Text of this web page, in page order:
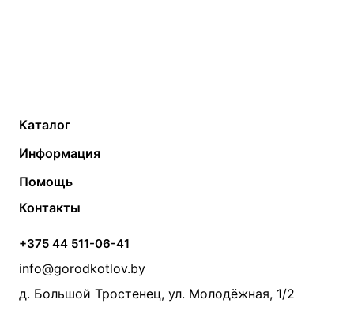
Каталог
Твердотопливные котлы
Электрические котлы
Банные печи
Камины и печи
Теплый пол
Радиаторы
Насосы
Дымоходы
Информация
Контакты
Статьи
Акции
Производители
Помощь
Монтаж систем отопления
Прайс по монтажу систем отопления
Проект систем отопления
Контакты
+375 44 511-06-41
info@gorodkotlov.by
д. Большой Тростенец, ул. Молодёжная, 1/2